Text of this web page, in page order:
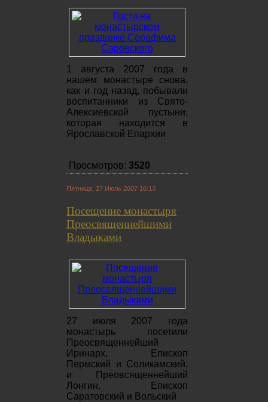
1 августа 2007 года в
нашем монастыре снова,
как и год назад, побывали
воспитанники из Свято-
Алексиевской пустыни,
которая находится в
Ярославской Епархии
Просмотров: 3520
Пятница, 27 Июль 2007 16:13
Посещение монастыря
Преосвященнейшими
Владыками
27 июля 2007 года
монастырь посетили
Преосвященнейший
Иринарх, Епископ
Пермский и Соликамский,
и Преовсященнейший
Лонгин, Епископ
Саратовский и Вольский